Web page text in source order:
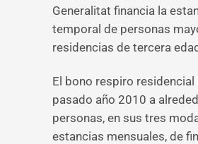
Generalitat financia la
temporal de personas
residencias de tercera
El bono respiro residencial
pasado año 2010 a
personas, en sus tres
estancias mensuales, de